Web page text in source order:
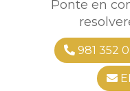
Ponte en
981 352